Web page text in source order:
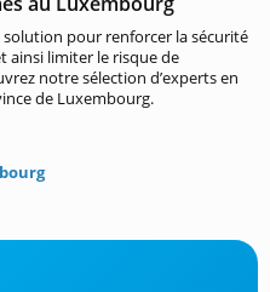
solution pour renforcer la sécurité
ainsi limiter le risque de
notre sélection d’experts en
de Luxembourg.